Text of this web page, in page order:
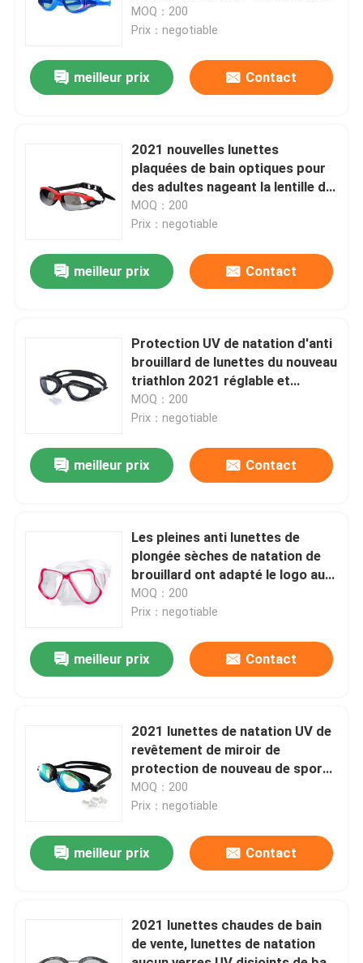
Au sujet de nous
Visite d'usine
Demandez une citation
Lunettes de verres de sûreté
natation UV de la jeunesse et
brouillard clair large adulte de
MOQ：200
Prix：negotiable
meilleur prix Contact
2021 nouvelles lunettes
plaquées de bain optiques pour
des adultes nageant la lentille de
lunettes aucune protection UV
disjointe d'anti brouillard
MOQ：200
Prix：negotiable
meilleur prix Contact
Protection UV de natation d'anti
brouillard de lunettes du nouveau
triathlon 2021 réglable et
aucune fuite pour des femmes
des hommes
MOQ：200
Prix：negotiable
meilleur prix Contact
Les pleines anti lunettes de
plongée sèches de natation de
brouillard ont adapté le logo aux
besoins du client disponible
MOQ：200
Prix：negotiable
meilleur prix Contact
2021 lunettes de natation UV de
revêtement de miroir de
protection de nouveau de sports
brouillard imperméable de
lunettes anti
MOQ：200
Prix：negotiable
meilleur prix Contact
2021 lunettes chaudes de bain
de vente, lunettes de natation